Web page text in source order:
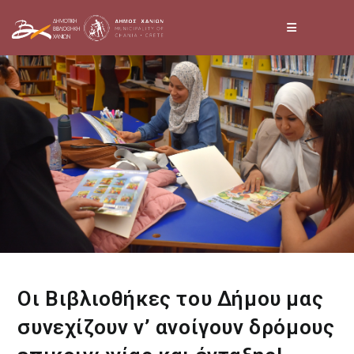
to
content
Οι Βιβλιοθήκες του Δήμου μας
συνεχίζουν ν’ ανοίγουν δρόμους